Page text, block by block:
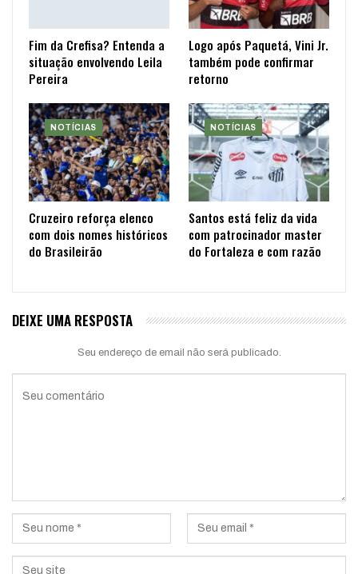
Fim da Crefisa? Entenda a
situação envolvendo Leila
Pereira
Logo após Paquetá, Vini Jr.
também pode confirmar
retorno
NOTÍCIAS
Cruzeiro reforça elenco
com dois nomes históricos
do Brasileirão
NOTÍCIAS
Santos está feliz da vida
com patrocinador master
do Fortaleza e com razão
DEIXE UMA RESPOSTA
Seu endereço de email não será publicado.